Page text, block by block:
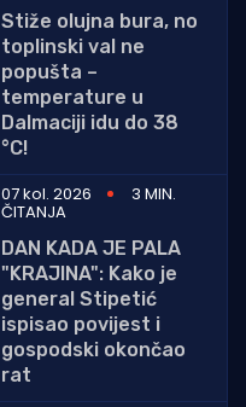
Stiže olujna bura, no
toplinski val ne
popušta –
temperature u
Dalmaciji idu do 38
°C!
07 kol. 2026
3 MIN.
ČITANJA
DAN KADA JE PALA
"KRAJINA": Kako je
general Stipetić
ispisao povijest i
gospodski okončao
rat